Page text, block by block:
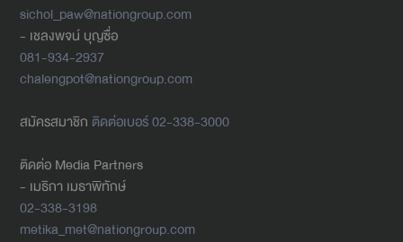
sichol_paw@nationgroup.com
- เชลงพจน์ บุญซื่อ
081-934-2937
chalengpot@nationgroup.com
สมัครสมาชิก ติดต่อเบอร์ 02-338-3000
ติดต่อ Media Partners
- เมธิกา เมธาพิทักษ์
02-338-3198
metika_met@nationgroup.com